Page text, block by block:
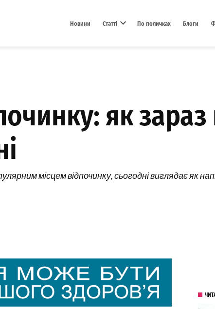
Новини Статті По поличках Блоги
як
місцем відпочинку, сьогодні виглядає як